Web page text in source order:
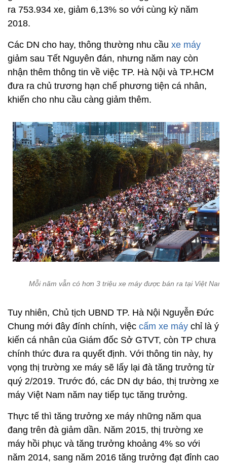
ra 753.934 xe, giảm 6,13% so với cùng kỳ năm
2018.
Các DN cho hay, thông thường nhu cầu xe máy
giảm sau Tết Nguyên đán, nhưng năm nay còn
nhận thêm thông tin về việc TP. Hà Nội và TP.HCM
đưa ra chủ trương hạn chế phương tiện cá nhân,
khiến cho nhu cầu càng giảm thêm.
Mỗi năm vẫn có hơn 3 triệu xe máy được bán ra tại Việt Nam
Tuy nhiên, Chủ tịch UBND TP. Hà Nội Nguyễn Đức
Chung mới đây đính chính, việc cấm xe máy chỉ là ý
kiến cá nhân của Giám đốc Sở GTVT, còn TP chưa
chính thức đưa ra quyết định. Với thông tin này, hy
vọng thị trường xe máy sẽ lấy lại đà tăng trưởng từ
quý 2/2019. Trước đó, các DN dự báo, thị trường xe
máy Việt Nam năm nay tiếp tục tăng trưởng.
Thực tế thì tăng trưởng xe máy những năm qua
đang trên đà giảm dần. Năm 2015, thị trường xe
máy hồi phục và tăng trưởng khoảng 4% so với
năm 2014, sang năm 2016 tăng trưởng đạt đỉnh cao